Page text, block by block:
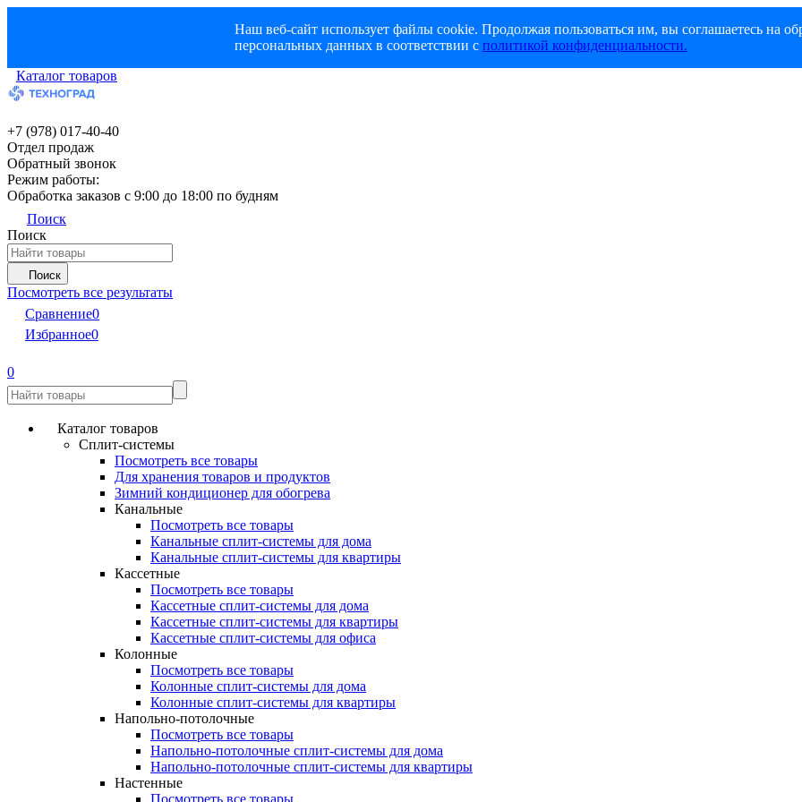
Наш веб-сайт использует файлы cookie. Продолжая пользоваться им, вы соглашаетесь на
персональных данных в соответствии с политикой конфиденциальности.
Каталог товаров
+7 (978) 017-40-40
Отдел продаж
Обратный звонок
Режим работы:
Обработка заказов с 9:00 до 18:00 по будням
Поиск
Поиск
Поиск
Посмотреть все результаты
Сравнение0
Избранное0
0
Каталог товаров
Сплит-системы
Посмотреть все товары
Для хранения товаров и продуктов
Зимний кондиционер для обогрева
Канальные
Посмотреть все товары
Канальные сплит-системы для дома
Канальные сплит-системы для квартиры
Кассетные
Посмотреть все товары
Кассетные сплит-системы для дома
Кассетные сплит-системы для квартиры
Кассетные сплит-системы для офиса
Колонные
Посмотреть все товары
Колонные сплит-системы для дома
Колонные сплит-системы для квартиры
Напольно-потолочные
Посмотреть все товары
Напольно-потолочные сплит-системы для дома
Напольно-потолочные сплит-системы для квартиры
Настенные
Посмотреть все товары